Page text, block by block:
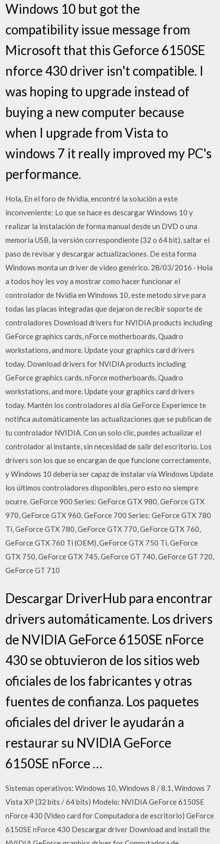
Windows 10 but got the
compatibility issue message from
Microsoft that this Geforce 6150SE
nforce 430 driver isn't compatible. I
was hoping to upgrade instead of
buying a new computer because
when I upgrade from Vista to
windows 7 it really improved my PC's
performance.
Hola, En el foro de Nvidia, encontré la solución a este
inconveniente: Lo que se hace es descargar Windows 10 y
realizar la instalación de forma manual desde un DVD o una
memoria USB, la versión correspondiente (32 o 64 bit), saltar el
paso de revisar y descargar actualizaciones. De esta forma
Windows monta un driver de video genérico. 28/03/2016 · Hola
a todos hoy les voy a mostrar como hacer funcionar el
controlador de Nvidia en Windows 10, este metodo sirve para
todas las placas integradas que dejaron de recibir soporte de
controladores Download drivers for NVIDIA products including
GeForce graphics cards, nForce motherboards, Quadro
workstations, and more. Update your graphics card drivers
today. Download drivers for NVIDIA products including
GeForce graphics cards, nForce motherboards, Quadro
workstations, and more. Update your graphics card drivers
today. Mantén los controladores al día GeForce Experience te
notifica automáticamente las actualizaciones que se publican de
tu controlador NVIDIA. Con un solo clic, puedes actualizar el
controlador al instante, sin necesidad de salir del escritorio. Los
drivers son los que se encargan de que funcione correctamente,
y Windows 10 debería ser capaz de instalar vía Windows Update
los últimos controladores disponibles, pero esto no siempre
ocurre. GeForce 900 Series: GeForce GTX 980, GeForce GTX
970, GeForce GTX 960. GeForce 700 Series: GeForce GTX 780
Ti, GeForce GTX 780, GeForce GTX 770, GeForce GTX 760,
GeForce GTX 760 Ti (OEM), GeForce GTX 750 Ti, GeForce
GTX 750, GeForce GTX 745, GeForce GT 740, GeForce GT 720,
GeForce GT 710
Descargar DriverHub para encontrar
drivers automáticamente. Los drivers
de NVIDIA GeForce 6150SE nForce
430 se obtuvieron de los sitios web
oficiales de los fabricantes y otras
fuentes de confianza. Los paquetes
oficiales del driver le ayudarán a
restaurar su NVIDIA GeForce
6150SE nForce …
Sistemas operativos: Windows 10, Windows 8 / 8.1, Windows 7
Vista XP (32 bits / 64 bits) Modelo: NVIDIA GeForce 6150SE
nForce 430 (Video card for Computadora de escritorio) GeForce
6150SE nForce 430 Descargar driver Download and install the